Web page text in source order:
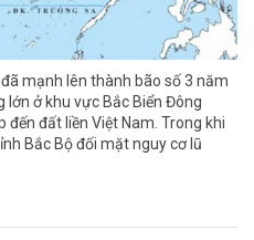
mạnh lên thành bão số 3 năm
lớn ở khu vực Bắc Biển Đông
đất liền Việt Nam. Trong khi
Bắc Bộ đối mặt nguy cơ lũ